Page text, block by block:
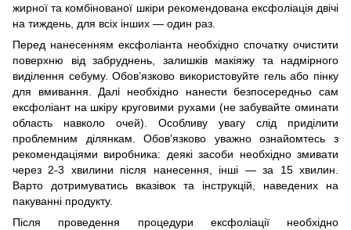
жирної та комбінованої шкіри рекомендована ексфоліація двічі
на тиждень, для всіх інших — один раз.
Перед нанесенням ексфоліанта необхідно спочатку очистити
поверхню від забруднень, залишків макіяжу та надмірного
виділення себумy. Обов’язково використовуйте гель або пінку
для вмивання. Далі необхідно нанести безпосередньо сам
ексфоліант на шкіру круговими рухами (не забувайте оминати
область навколо очей). Особливу увагу слід приділити
проблемним ділянкам. Обов’язково уважно ознайомтесь з
рекомендаціями виробника: деякі засоби необхідно змивати
через 2-3 хвилини після нанесення, інші — за 15 хвилин.
Варто дотримуватись вказівок та інструкцій, наведених на
пакуванні продукту.
Після проведення процедури ексфоліації необхідно